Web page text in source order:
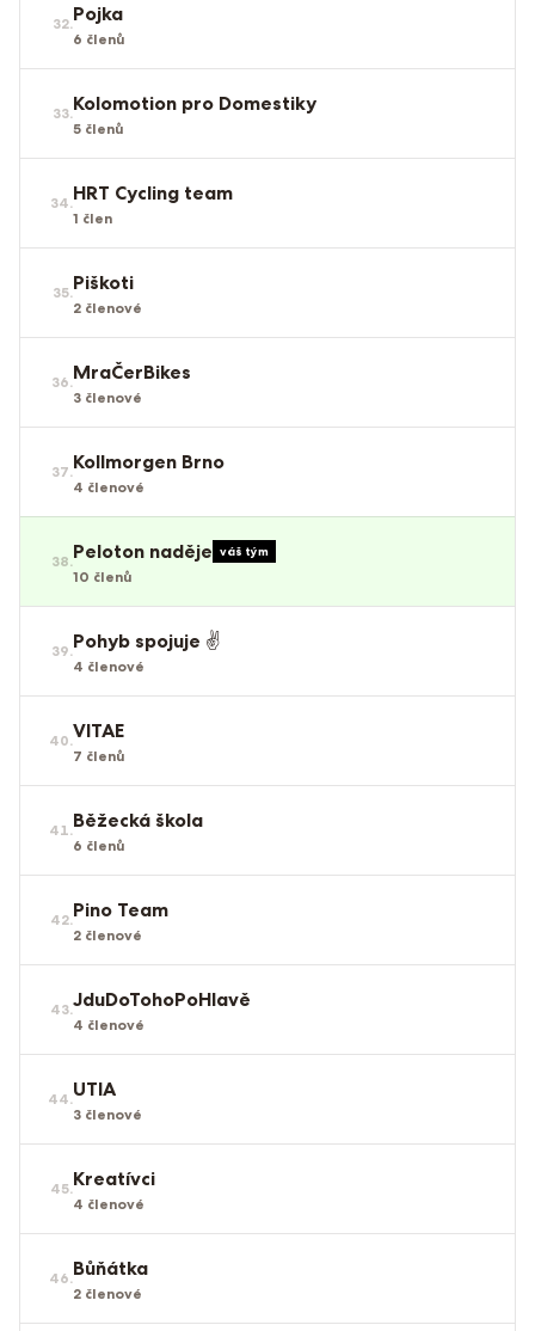
32.Pojka
6 členů
33.Kolomotion pro Domestiky
5 členů
34.HRT Cycling team
1 člen
35.Piškoti
2 členové
36.MraČerBikes
3 členové
37.Kollmorgen Brno
4 členové
38.Peloton naděje váš tým
10 členů
39.Pohyb spojuje ✌️
4 členové
40.VITAE
7 členů
41.Běžecká škola
6 členů
42.Pino Team
2 členové
43.JduDoTohoPoHlavě
4 členové
44.UTIA
3 členové
45.Kreatívci
4 členové
46.Bůňátka
2 členové